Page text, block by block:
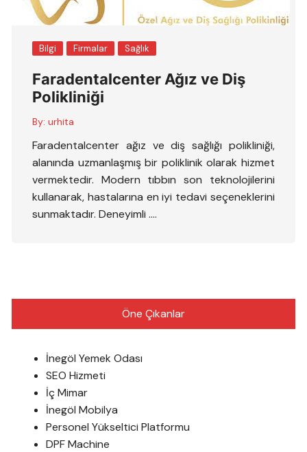
Bilgi Firmalar Sağlık
Faradentalcenter Ağız ve Diş
Polikliniği
By: urhita
Faradentalcenter ağız ve diş sağlığı polikliniği,
alanında uzmanlaşmış bir poliklinik olarak hizmet
vermektedir. Modern tıbbın son teknolojilerini
kullanarak, hastalarına en iyi tedavi seçeneklerini
sunmaktadır. Deneyimli ….
Öne Çıkanlar
İnegöl Yemek Odası
SEO Hizmeti
İç Mimar
İnegöl Mobilya
Personel Yükseltici Platformu
DPF Machine